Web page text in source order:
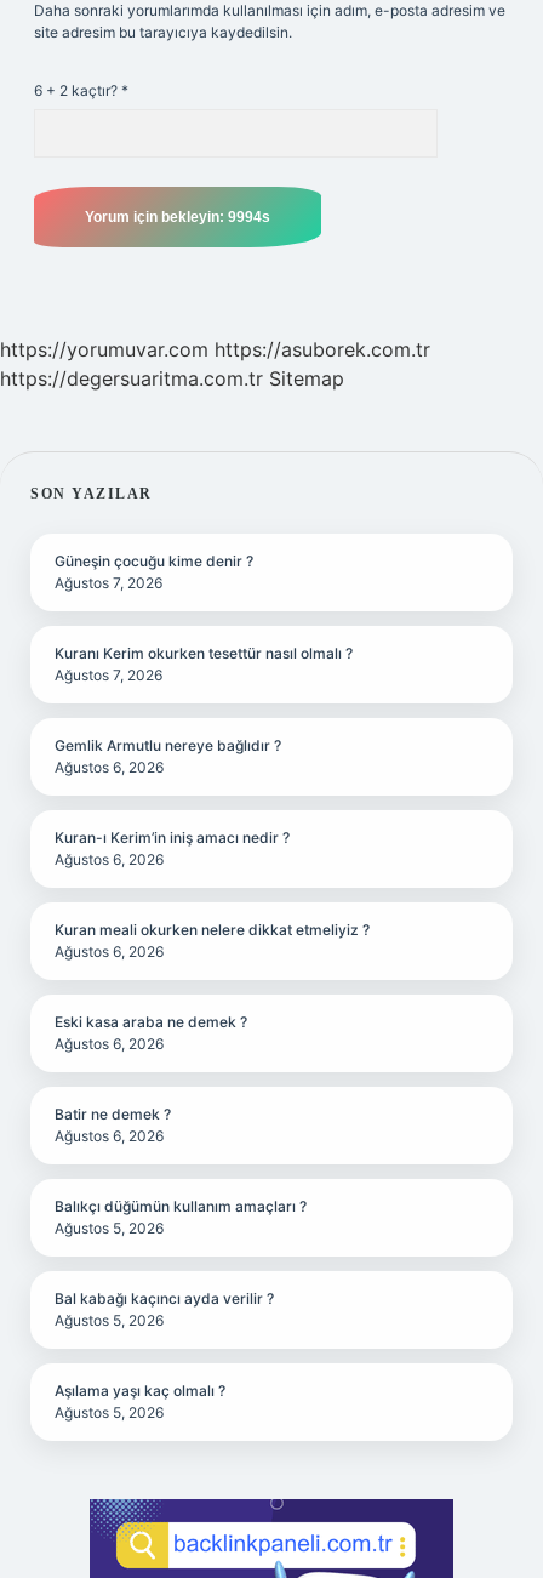
Daha sonraki yorumlarımda kullanılması için adım, e-posta adresim ve
site adresim bu tarayıcıya kaydedilsin.
6 + 2 kaçtır? *
https://yorumuvar.com https://asuborek.com.tr
https://degersuaritma.com.tr Sitemap
SIDEBAR
SON YAZILAR
Güneşin çocuğu kime denir ?
Ağustos 7, 2026
Kuranı Kerim okurken tesettür nasıl olmalı ?
Ağustos 7, 2026
Gemlik Armutlu nereye bağlıdır ?
Ağustos 6, 2026
Kuran-ı Kerim’in iniş amacı nedir ?
Ağustos 6, 2026
Kuran meali okurken nelere dikkat etmeliyiz ?
Ağustos 6, 2026
Eski kasa araba ne demek ?
Ağustos 6, 2026
Batir ne demek ?
Ağustos 6, 2026
Balıkçı düğümün kullanım amaçları ?
Ağustos 5, 2026
Bal kabağı kaçıncı ayda verilir ?
Ağustos 5, 2026
Aşılama yaşı kaç olmalı ?
Ağustos 5, 2026